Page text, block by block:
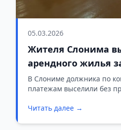
05.03.2026
Жителя Слонима
арендного жилья
коммунальных
В Слониме должника по
платежам выселили без
Читать далее →